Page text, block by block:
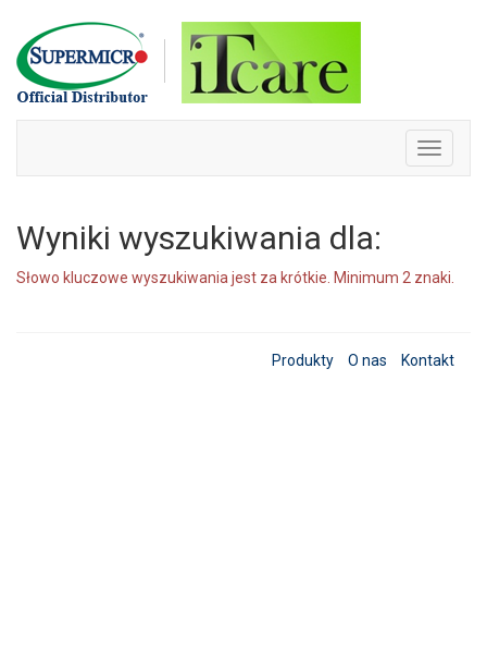
Skip
to
content
Toggle
Wyniki wyszukiwania dla:
Słowo kluczowe wyszukiwania jest za krótkie. Minimum 2 znaki.
Produkty O nas Kontakt